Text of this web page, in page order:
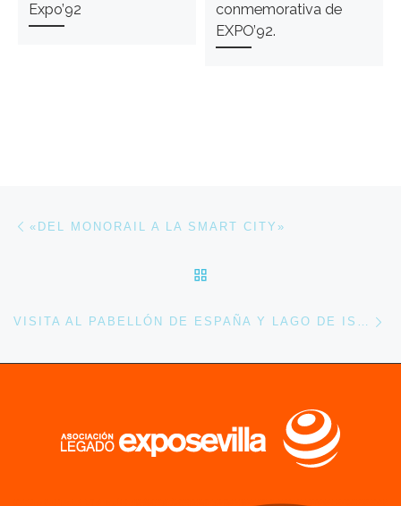
Expo’92
conmemorativa de
EXPO’92.
Navegación de entradas
«DEL MONORAIL A LA SMART CITY»
VISITA AL PABELLÓN DE ESPAÑA Y LAGO DE ISLA MÁGICA.